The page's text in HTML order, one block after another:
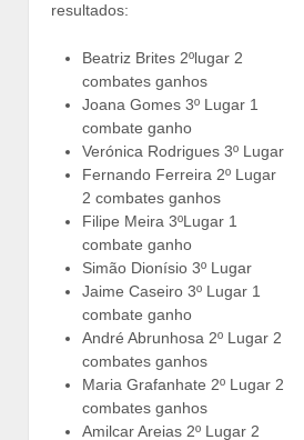
resultados:
Beatriz Brites 2ºlugar 2
combates ganhos
Joana Gomes 3º Lugar 1
combate ganho
Verónica Rodrigues 3º Lugar
Fernando Ferreira 2º Lugar
2 combates ganhos
Filipe Meira 3ºLugar 1
combate ganho
Simão Dionísio 3º Lugar
Jaime Caseiro 3º Lugar 1
combate ganho
André Abrunhosa 2º Lugar 2
combates ganhos
Maria Grafanhate 2º Lugar 2
combates ganhos
Amilcar Areias 2º Lugar 2